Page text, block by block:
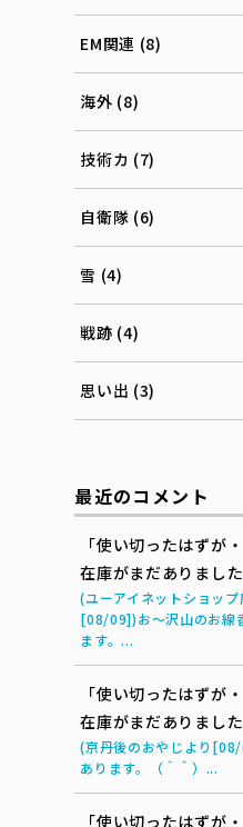
EM関連 (8)
海外 (8)
技術カ (7)
自衛隊 (6)
雪 (4)
戦跡 (4)
思い出 (3)
最近のコメント
「使い切ったはず
在庫がまだありました
(ユーアイネットショッ
[08/09])お～沢山のお線
ます。...
「使い切ったはず
在庫がまだありました
(京丹後のおやじより
あります。（＾＾）...
「使い切ったはず